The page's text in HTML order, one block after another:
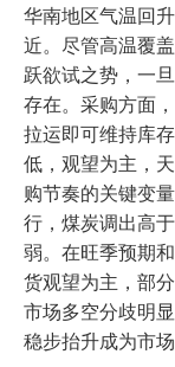
华南地区气温回
近。尽管高温覆
跃欲试之势，一
存在。采购方面
拉运即可维持库
低，观望为主，
购节奏的关键变
行，煤炭调出高
弱。在旺季预期
货观望为主，部
市场多空分歧明
稳步抬升成为市场